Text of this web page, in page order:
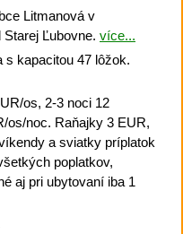
Litmanová v
Ľubovne. více...
s kapacitou 47 lôžok.
os, 2-3 noci 12
os/noc. Raňajky 3 EUR,
a sviatky príplatok
poplatkov,
aj pri ubytovaní iba 1